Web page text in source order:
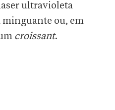
ultravioleta
minguante ou, em
croissant.